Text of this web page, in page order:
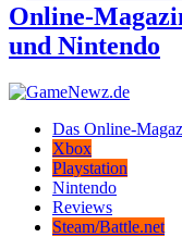
Online-
und Nintendo
Das Online-
Xbox
Playstation
Nintendo
Reviews
Steam/Battle.net